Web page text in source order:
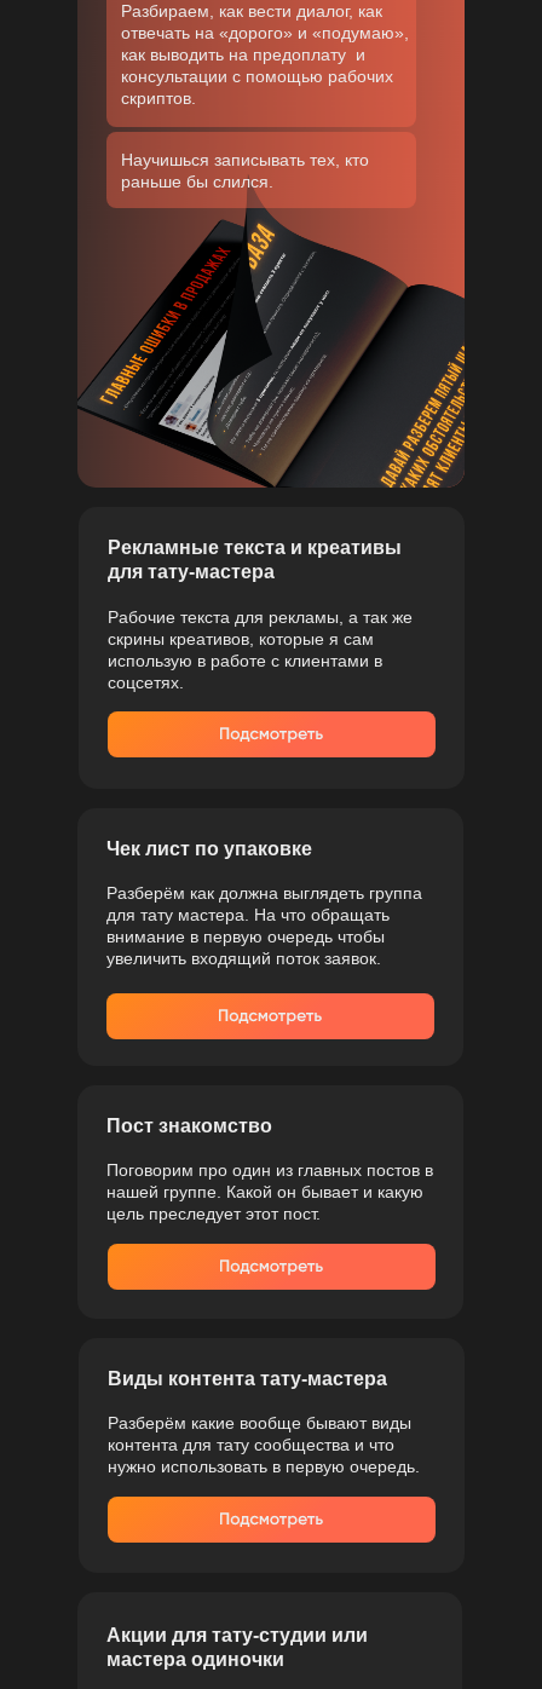
Разбираем, как вести диалог, как
отвечать на «дорого» и «подумаю»,
как выводить на предоплату и
консультации с помощью рабочих
скриптов.
Научишься записывать тех, кто
раньше бы слился.
Акции для тату-студии или
мастера одиночки
Виды контента тату-мастера
Разберём какие вообще бывают виды
контента для тату сообщества и что
нужно использовать в первую очередь.
Пост знакомство
Поговорим про один из главных постов в
нашей группе. Какой он бывает и какую
цель преследует этот пост.
Чек лист по упаковке
Разберём как должна выглядеть группа
для тату мастера. На что обращать
внимание в первую очередь чтобы
увеличить входящий поток заявок.
Рекламные текста и креативы
для тату-мастера
Рабочие текста для рекламы, а так же
скрины креативов, которые я сам
использую в работе с клиентами в
соцсетях.